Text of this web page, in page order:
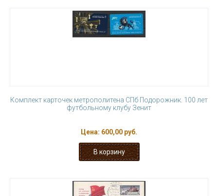
Комплект карточек метрополитена СПб Подорожник. 100 лет
футбольному клубу Зенит
Цена: 600,00 руб.